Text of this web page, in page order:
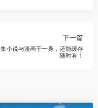
下一篇
集小说与漫画于一身，还能缓存
随时看！